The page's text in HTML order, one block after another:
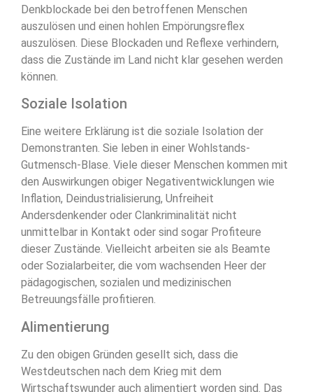
Denkblockade bei den betroffenen Menschen
auszulösen und einen hohlen Empörungsreflex
auszulösen. Diese Blockaden und Reflexe verhindern,
dass die Zustände im Land nicht klar gesehen werden
können.
Soziale Isolation
Eine weitere Erklärung ist die soziale Isolation der
Demonstranten. Sie leben in einer Wohlstands-
Gutmensch-Blase. Viele dieser Menschen kommen mit
den Auswirkungen obiger Negativentwicklungen wie
Inflation, Deindustrialisierung, Unfreiheit
Andersdenkender oder Clankriminalität nicht
unmittelbar in Kontakt oder sind sogar Profiteure
dieser Zustände. Vielleicht arbeiten sie als Beamte
oder Sozialarbeiter, die vom wachsenden Heer der
pädagogischen, sozialen und medizinischen
Betreuungsfälle profitieren.
Alimentierung
Zu den obigen Gründen gesellt sich, dass die
Westdeutschen nach dem Krieg mit dem
Wirtschaftswunder auch alimentiert worden sind. Das